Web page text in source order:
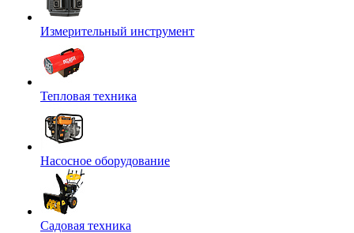
Измерительный инструмент
Тепловая техника
Насосное оборудование
Садовая техника